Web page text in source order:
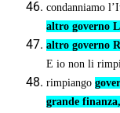
condanniamo
altro governo
altro governo
E io non li
rimpiango
grande